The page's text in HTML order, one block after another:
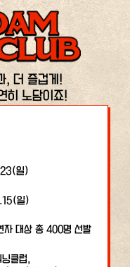
, 더 즐겁게!
히 노담이죠!
일)
일)
대상 총 400명 선발
클럽,